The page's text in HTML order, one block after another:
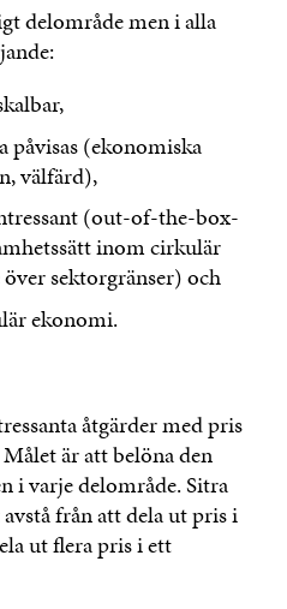
delområde men i alla
påvisas (ekonomiska
välfärd),
(out-of-the-box-
inom cirkulär
sektorgränser) och
ekonomi.
åtgärder med pris
är att belöna den
i varje delområde. Sitra
från att dela ut pris i
ut flera pris i ett